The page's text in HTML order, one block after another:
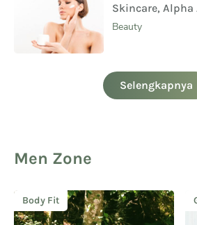
Skincare,
Aman
Beauty
Selengkapnya
Men Zone
Body Fit